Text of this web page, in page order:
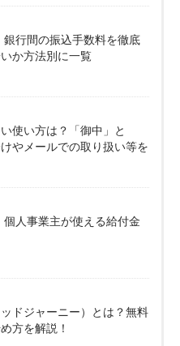
銀行間の振込手数料を徹底
か方法別に一覧
い使い方は？「御中」と
けやメールでの取り扱い等を
個人事業主が使える給付金
ドジャーニー）とは？無料
方を解説！